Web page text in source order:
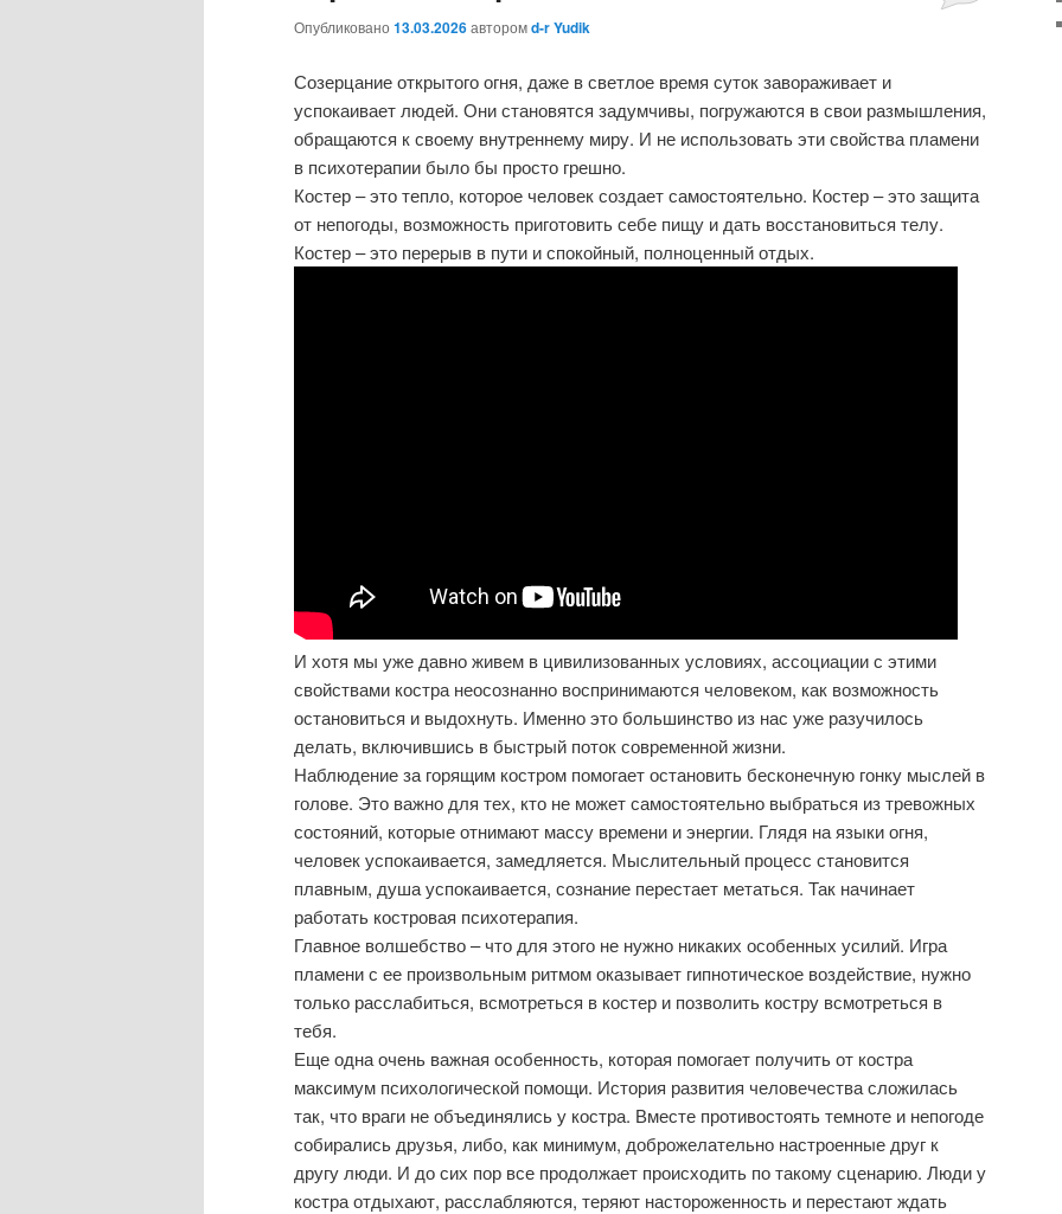
Опубликовано 13.03.2026авторомd-r Yudik
Созерцание открытого огня, даже в светлое время суток завораживает и
успокаивает людей. Они становятся задумчивы, погружаются в свои размышления,
обращаются к своему внутреннему миру. И не использовать эти свойства пламени
в психотерапии было бы просто грешно.
Костер – это тепло, которое человек создает самостоятельно. Костер – это защита
от непогоды, возможность приготовить себе пищу и дать восстановиться телу.
Костер – это перерыв в пути и спокойный, полноценный отдых.
И хотя мы уже давно живем в цивилизованных условиях, ассоциации с этими
свойствами костра неосознанно воспринимаются человеком, как возможность
остановиться и выдохнуть. Именно это большинство из нас уже разучилось
делать, включившись в быстрый поток современной жизни.
Наблюдение за горящим костром помогает остановить бесконечную гонку мыслей в
голове. Это важно для тех, кто не может самостоятельно выбраться из тревожных
состояний, которые отнимают массу времени и энергии. Глядя на языки огня,
человек успокаивается, замедляется. Мыслительный процесс становится
плавным, душа успокаивается, сознание перестает метаться. Так начинает
работать костровая психотерапия.
Главное волшебство – что для этого не нужно никаких особенных усилий. Игра
пламени с ее произвольным ритмом оказывает гипнотическое воздействие, нужно
только расслабиться, всмотреться в костер и позволить костру всмотреться в
тебя.
Еще одна очень важная особенность, которая помогает получить от костра
максимум психологической помощи. История развития человечества сложилась
так, что враги не объединялись у костра. Вместе противостоять темноте и непогоде
собирались друзья, либо, как минимум, доброжелательно настроенные друг к
другу люди. И до сих пор все продолжает происходить по такому сценарию. Люди у
костра отдыхают, расслабляются, теряют настороженность и перестают ждать